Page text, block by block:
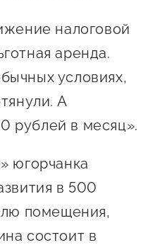
налоговой
аренда.
условиях,
А
рублей в месяц».
югорчанка
в 500
помещения,
состоит в